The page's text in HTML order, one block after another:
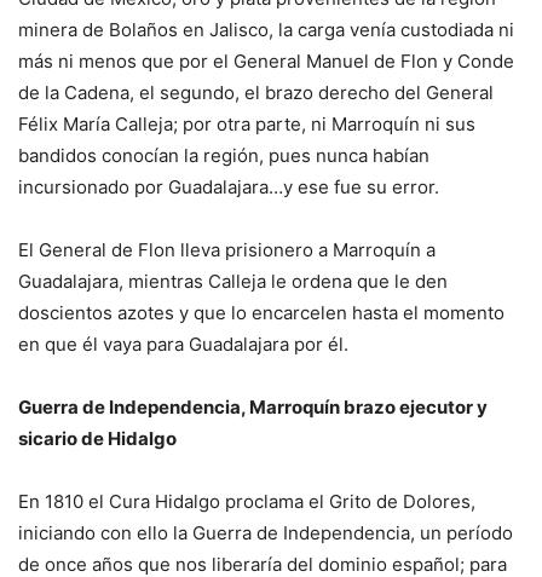
minera de Bolaños en Jalisco, la carga venía custodiada ni
más ni menos que por el General Manuel de Flon y Conde
de la Cadena, el segundo, el brazo derecho del General
Félix María Calleja; por otra parte, ni Marroquín ni sus
bandidos conocían la región, pues nunca habían
incursionado por Guadalajara…y ese fue su error.
El General de Flon lleva prisionero a Marroquín a
Guadalajara, mientras Calleja le ordena que le den
doscientos azotes y que lo encarcelen hasta el momento
en que él vaya para Guadalajara por él.
Guerra de Independencia, Marroquín brazo ejecutor y
sicario de Hidalgo
En 1810 el Cura Hidalgo proclama el Grito de Dolores,
iniciando con ello la Guerra de Independencia, un período
de once años que nos liberaría del dominio español; para